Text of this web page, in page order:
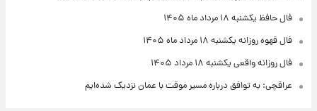
فال حافظ یکشنبه ۱۸ مرداد ماه ۱۴۰۵
فال قهوه روزانه یکشنبه ۱۸ مرداد ماه ۱۴۰۵
فال روزانه واقعی یکشنبه ۱۸ مرداد ۱۴۰۵
عراقچی: به توافق درباره مسیر موقت با عمان نزدیک شده‌ایم